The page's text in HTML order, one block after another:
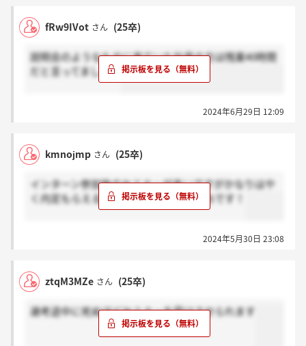
fRw9IVot さん (25卒)
説明会のようなものに来ていた社員の方は残業40時間
だと言ってました。
2024年6月29日 12:09
kmnojmp さん (25卒)
インターン参加後のセミナーが多いですがかなりはや
く内定もらえる可能性があるのでお勧めです！
2024年5月30日 23:08
ztqM3MZe さん (25卒)
選考途中に死ぬほどセミナーを受けさせられます